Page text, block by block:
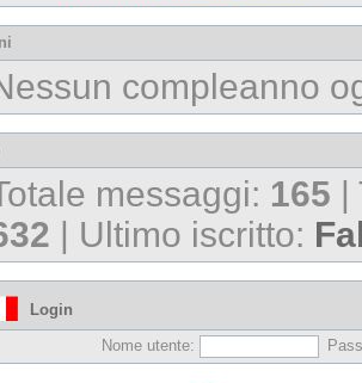
compleanno
messaggi: 165 |
| Ultimo iscritto:
Login
Nome utente: